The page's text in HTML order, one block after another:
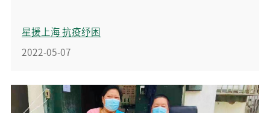
星援上海 抗疫纾困
2022-05-07